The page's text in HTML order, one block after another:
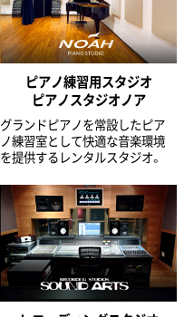
ピアノ練習用スタジオ
ピアノスタジオノア
グランドピアノを常設したピア
ノ練習室として快適な音楽環境
を提供するレンタルスタジオ。